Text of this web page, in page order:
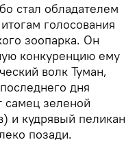
стал обладателем
голосования
зоопарка. Он
конкуренцию ему
волк Туман,
дня
самец зеленой
и кудрявый пеликан
позади.